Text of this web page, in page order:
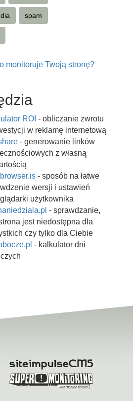
spam
ROI - obliczanie zwrotu
w reklamę internetową
- generowanie linków
z własną
- sposób na łatwe
wersji i ustawień
użytkownika
- sprawdzanie,
jest niedostępna dla
czy tylko dla Ciebie
- kalkulator dni